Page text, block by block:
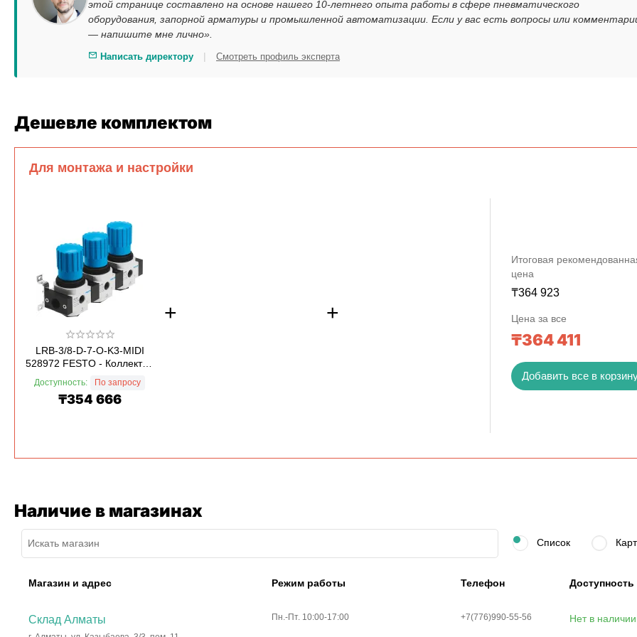
этой странице составлено на основе нашего 10-летнего опыта работы в сфере пневматического
оборудования, запорной арматуры и промышленной автоматизации. Если у вас есть вопросы или
— напишите мне лично».
Написать директору | Смотреть профиль эксперта
Дешевле комплектом
Для монтажа и настройки
LRB-3/8-D-7-O-K3-MIDI
528972 FESTO - Коллектор
Доступность: По запросу
₸354 666
+ +
Итоговая
цена
₸364 923
Цена за все
₸364 411
Добавить все в
Наличие в магазинах
Список
Магазин и адрес Режим работы Телефон Доступность
Склад Алматы Пн.-Пт. 10:00-17:00 +7(776)990-55-56 Нет в наличии